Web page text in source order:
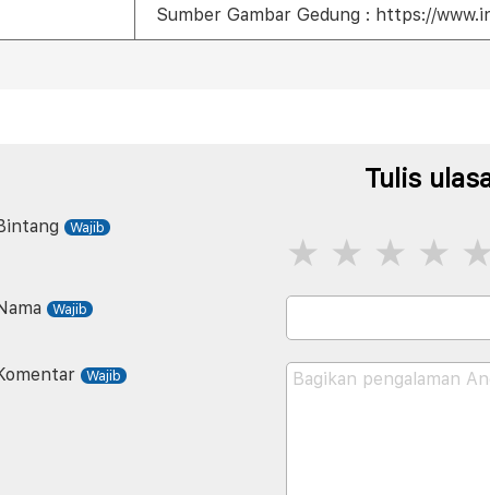
Sumber Gambar Gedung : https://
Tulis